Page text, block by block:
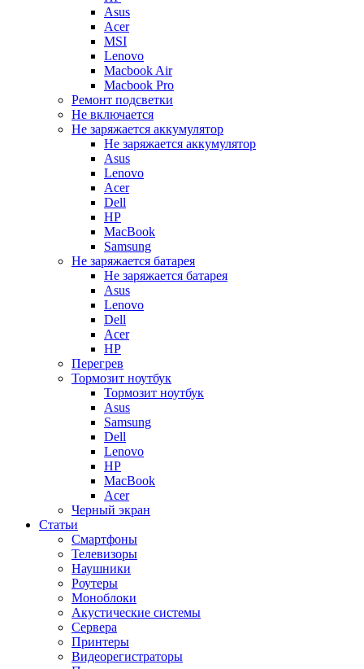
Asus
Acer
MSI
Lenovo
Macbook Air
Macbook Pro
Ремонт подсветки
Не включается
Не заряжается аккумулятор
Не заряжается аккумулятор
Asus
Lenovo
Acer
Dell
HP
MacBook
Samsung
Не заряжается батарея
Не заряжается батарея
Asus
Lenovo
Dell
Acer
HP
Перегрев
Тормозит ноутбук
Тормозит ноутбук
Asus
Samsung
Dell
Lenovo
HP
MacBook
Acer
Черный экран
Статьи
Смартфоны
Телевизоры
Наушники
Роутеры
Моноблоки
Акустические системы
Сервера
Принтеры
Видеорегистраторы